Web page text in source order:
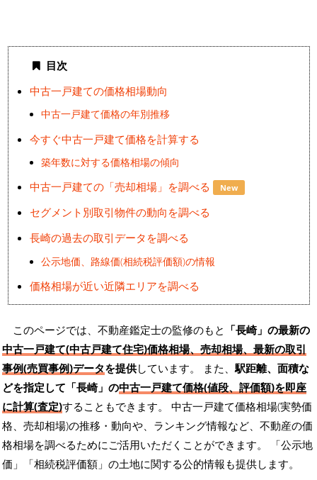
目次
中古一戸建ての価格相場動向
中古一戸建て価格の年別推移
今すぐ中古一戸建て価格を計算する
築年数に対する価格相場の傾向
中古一戸建ての「売却相場」を調べる New
セグメント別取引物件の動向を調べる
長崎の過去の取引データを調べる
公示地価、路線価(相続税評価額)の情報
価格相場が近い近隣エリアを調べる
このページでは、不動産鑑定士の監修のもと 「長崎」の最新の
中古一戸建て(中古戸建て住宅)価格相場、売却相場、最新の取引
事例(売買事例)データを提供しています。 また、駅距離、面積な
どを指定して「長崎」の中古一戸建て価格(値段、評価額)を即座
に計算(査定)することもできます。 中古一戸建て価格相場(実勢価
格、売却相場)の推移・動向や、ランキング情報など、不動産の価
格相場を調べるためにご活用いただくことができます。
「公示地
価」「相続税評価額」の土地に関する公的情報も提供します。